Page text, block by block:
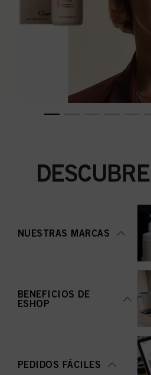
NUESTRAS MARCAS
BENEFICIOS DE
ESHOP
PEDIDOS FÁCILES